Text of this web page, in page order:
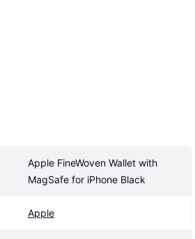
Apple FineWoven Wallet with
MagSafe for iPhone Black
Apple